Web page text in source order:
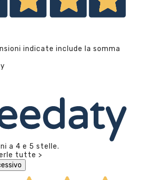
indicate include la somma
a 4 e 5 stelle.
tutte >